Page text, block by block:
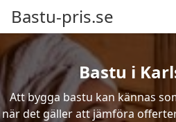
Bastu-pris.se
Bastu i
Att bygga bastu kan kännas
när det gäller att jämföra